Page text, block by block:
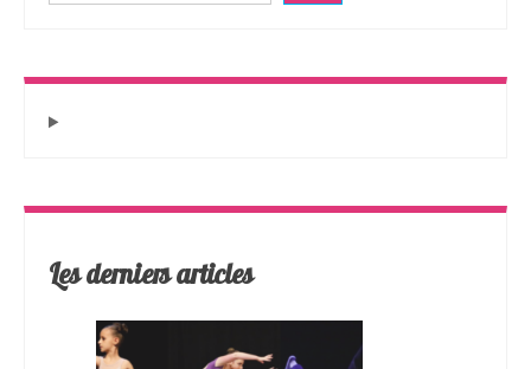
Les derniers articles